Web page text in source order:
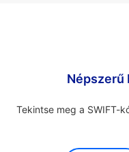
Népszerű
Tekintse meg a SWIFT-